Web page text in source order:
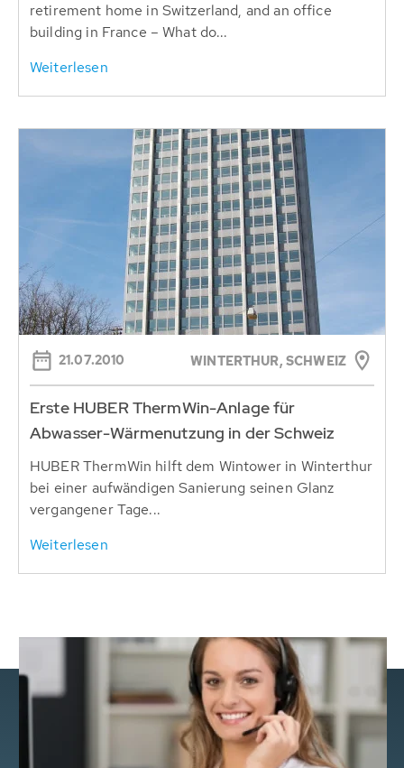
retirement home in Switzerland, and an office
building in France – What do...
Weiterlesen
21.07.2010 WINTERTHUR, SCHWEIZ
Erste HUBER ThermWin-Anlage für
Abwasser-Wärmenutzung in der Schweiz
HUBER ThermWin hilft dem Wintower in Winterthur
bei einer aufwändigen Sanierung seinen Glanz
vergangener Tage...
Weiterlesen